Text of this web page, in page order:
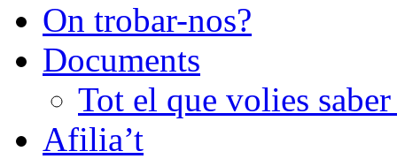
On trobar-nos?
Documents
Tot el que volies
Afilia’t